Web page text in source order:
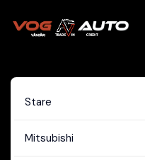
Stare
Mitsubishi